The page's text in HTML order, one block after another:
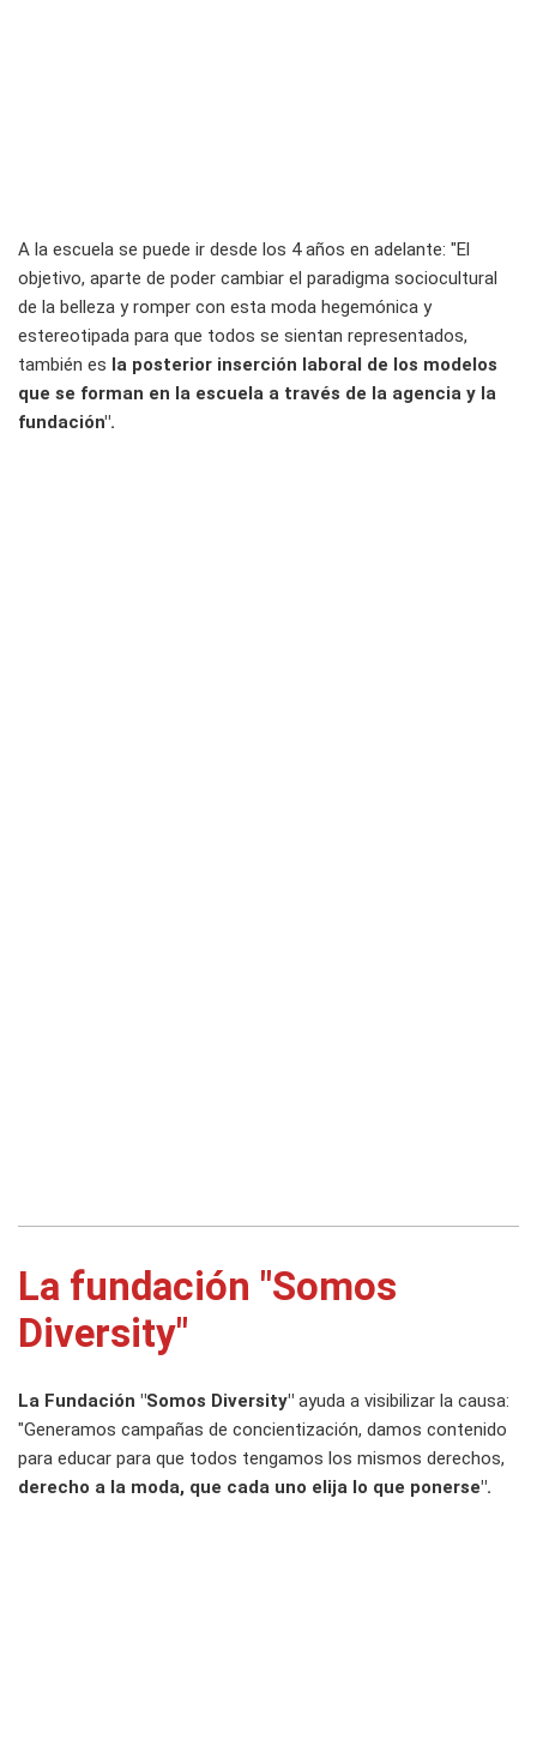
A la escuela se puede ir desde los 4 años en adelante: "El
objetivo, aparte de poder cambiar el paradigma sociocultural
de la belleza y romper con esta moda hegemónica y
estereotipada para que todos se sientan representados,
también es la posterior inserción laboral de los modelos
que se forman en la escuela a través de la agencia y la
fundación".
La fundación "Somos
Diversity"
La Fundación "Somos Diversity" ayuda a visibilizar la causa:
"Generamos campañas de concientización, damos contenido
para educar para que todos tengamos los mismos derechos,
derecho a la moda, que cada uno elija lo que ponerse".